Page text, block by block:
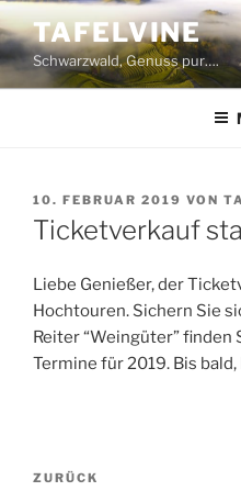
Zum
Inhalt
springen
TAFELVINE
Schwarzwald, Genuss pur….
VERÖFFENTLICHT
AM
10. FEBRUAR 2019 VON
Ticketverkauf
Liebe Genießer, der
Hochtouren. Sichern Sie
Reiter “Weingüter” finden
Termine für 2019. Bis bald,
Beitragsnavigation
Vorheriger
ZURÜCK